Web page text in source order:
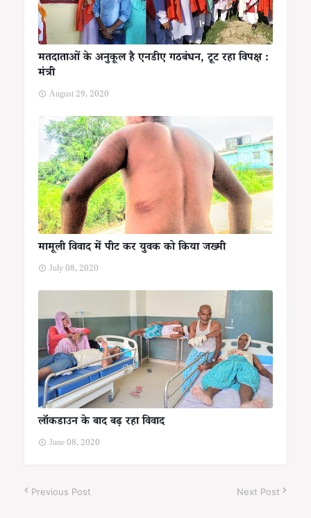
मतदाताओं के अनुकूल है एनडीए गठबंधन, टूट रहा विपक्ष :
मंत्री
August 29, 2020
मामूली विवाद में पीट कर युवक को किया जख्मी
July 08, 2020
लॉकडाउन के बाद बढ़ रहा विवाद
June 08, 2020
Previous Post Next Post